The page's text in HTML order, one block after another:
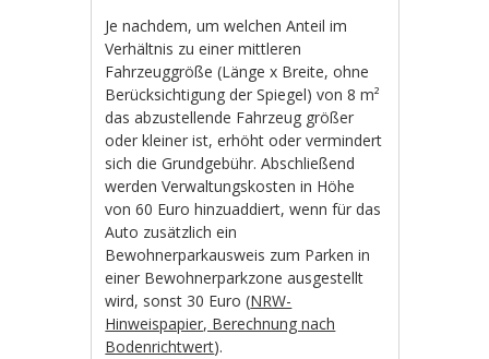
Je nachdem, um welchen Anteil im
Verhältnis zu einer mittleren
Fahrzeuggröße (Länge x Breite, ohne
Berücksichtigung der Spiegel) von 8 m²
das abzustellende Fahrzeug größer
oder kleiner ist, erhöht oder vermindert
sich die Grundgebühr. Abschließend
werden Verwaltungskosten in Höhe
von 60 Euro hinzuaddiert, wenn für das
Auto zusätzlich ein
Bewohnerparkausweis zum Parken in
einer Bewohnerparkzone ausgestellt
wird, sonst 30 Euro (NRW-
Hinweispapier, Berechnung nach
Bodenrichtwert).